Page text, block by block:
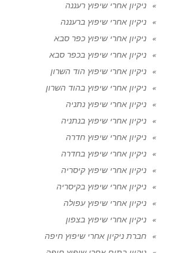
ניקיון אחרי שיפוץ רעננה
ניקיון אחרי שיפוץ ברעננה
ניקיון אחרי שיפוץ כפר סבא
ניקיון אחרי שיפוץ בכפר סבא
ניקיון אחרי שיפוץ הוד השרון
ניקיון אחרי שיפוץ בהוד השרון
ניקיון אחרי שיפוץ נתניה
ניקיון אחרי שיפוץ בנתניה
ניקיון אחרי שיפוץ חדרה
ניקיון אחרי שיפוץ בחדרה
ניקיון אחרי שיפוץ קיסריה
ניקיון אחרי שיפוץ בקיסריה
ניקיון אחרי שיפוץ עפולה
ניקיון אחרי שיפוץ בצפון
חברת ניקיון אחרי שיפוץ חיפה